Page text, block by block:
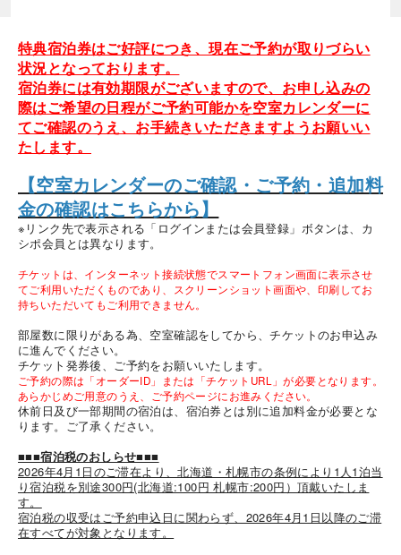
特典宿泊券はご好評につき、現在ご予約が取りづらい
状況となっております。
宿泊券には有効期限がございますので、お申し込みの
際はご希望の日程がご予約可能かを空室カレンダーに
てご確認のうえ、お手続きいただきますようお願いい
たします。
【空室カレンダーのご確認・ご予約・追加料
金の確認はこちらから】
※リンク先で表示される「ログインまたは会員登録」ボタンは、カ
シポ会員とは異なります。
チケットは、インターネット接続状態でスマートフォン画面に表示させ
てご利用いただくものであり、スクリーンショット画面や、印刷してお
持ちいただいてもご利用できません。
部屋数に限りがある為、空室確認をしてから、チケットのお申込み
に進んでください。
チケット発券後、ご予約をお願いいたします。
ご予約の際は「オーダーID」または「チケットURL」が必要となります。
あらかじめご用意のうえ、ご予約ページにお進みください。
休前日及び一部期間の宿泊は、宿泊券とは別に追加料金が必要とな
ります。ご了承ください。
■■■宿泊税のおしらせ■■■
2026年4月1日のご滞在より、北海道・札幌市の条例により1人1泊当
り宿泊税を別途300円(北海道:100円 札幌市:200円）頂戴いたしま
す。
宿泊税の収受はご予約申込日に関わらず、2026年4月1日以降のご滞
在すべてが対象となります。
岳や末広がりを意味す
海外 Overseas shops
Indonesia
Singapore
Malaysia
Hong Kong
Vietnam